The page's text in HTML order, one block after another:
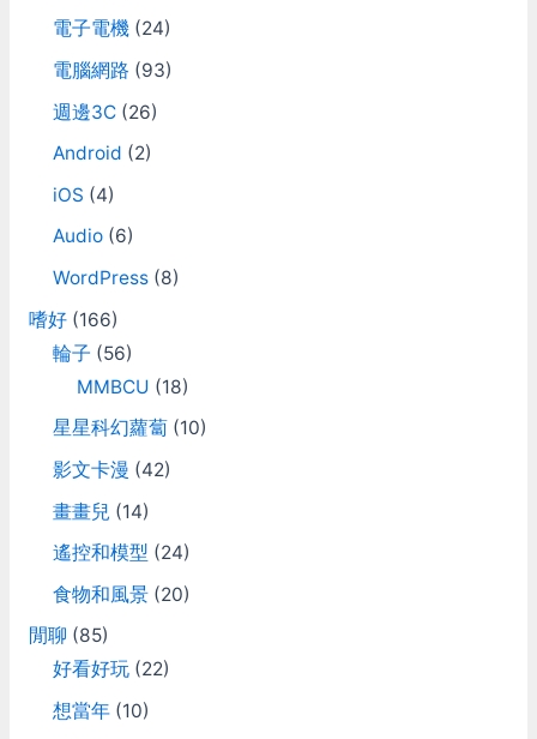
電子電機(24)
電腦網路 (93)
週邊3C(26)
Android (2)
iOS (4)
Audio(6)
WordPress(8)
嗜好(166)
輪子 (56)
MMBCU (18)
星星科幻蘿蔔(10)
影文卡漫 (42)
畫畫兒 (14)
遙控和模型 (24)
食物和風景(20)
閒聊 (85)
好看好玩(22)
想當年(10)